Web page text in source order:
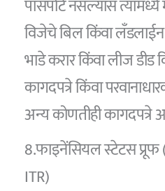
पासपोर्ट नसल्यास
विजेचे बिल किंवा
भाडे करार किंवा लीज डीड
कागदपत्रे किंवा
अन्य कोणतीही
8.फाइनेंसियल स्टेटस
ITR)